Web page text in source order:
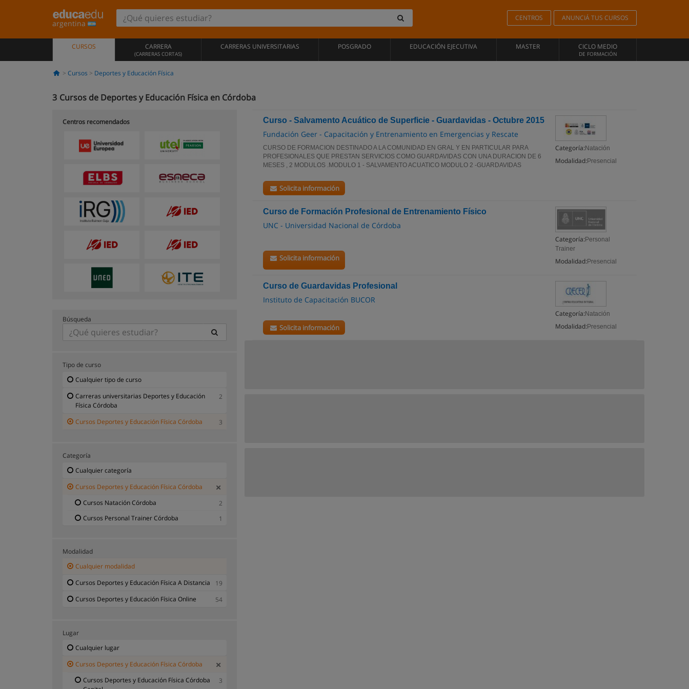
argentina
CENTROS ANUNCIÁ TUS CURSOS
CURSOS CARRERA
(CARRERAS CORTAS)
CARRERAS UNIVERSITARIAS POSGRADO EDUCACIÓN EJECUTIVA MASTER CICLO MEDIO
DE FORMACIÓN
Cursos Deportes y Educación Física
3 Cursos de Deportes y Educación Física en Córdoba
Curso - Salvamento Acuático de Superficie - Guardavidas - Octubre 2015
Fundación Geer - Capacitación y Entrenamiento en Emergencias y Rescate
Categoría: Natación
Modalidad: Presencial
CURSO DE FORMACION DESTINADO A LA COMUNIDAD EN GRAL Y EN PARTICULAR PARA
PROFESIONALES QUE PRESTAN SERVICIOS COMO GUARDAVIDAS CON UNA DURACION DE 6
MESES , 2 MODULOS .MODULO 1 - SALVAMENTO ACUATICO MODULO 2 -GUARDAVIDAS
Solicita información
Curso de Formación Profesional de Entrenamiento Físico
UNC - Universidad Nacional de Córdoba
Categoría: Personal
Trainer
Modalidad: Presencial
Solicita información
Curso de Guardavidas Profesional
Instituto de Capacitación BUCOR
Categoría: Natación
Modalidad: Presencial
Solicita información
Centros recomendados
Búsqueda
Tipo de curso
Cualquier tipo de curso
Carreras universitarias Deportes y Educación
Física Córdoba
2
Cursos Deportes y Educación Física Córdoba 3
Categoría
Cualquier categoría
Cursos Deportes y Educación Física Córdoba
Cursos Natación Córdoba
2
Cursos Personal Trainer Córdoba
1
Modalidad
Cualquier modalidad
Cursos Deportes y Educación Física A Distancia
19
Cursos Deportes y Educación Física Online
54
Lugar
Cualquier lugar
Cursos Deportes y Educación Física Córdoba
Cursos Deportes y Educación Física Córdoba
3